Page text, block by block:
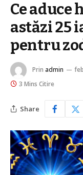
Ce aduce
astăzi 25
pentru
Prin admin
3 Mins Citire
Share